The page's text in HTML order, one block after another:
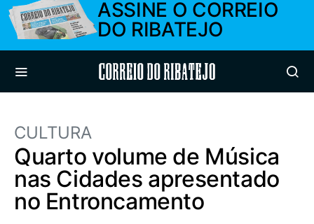
ASSINE O CORREIO
DO RIBATEJO
Correio do Ribatejo
CULTURA
Quarto volume de Música
nas Cidades apresentado
no Entroncamento